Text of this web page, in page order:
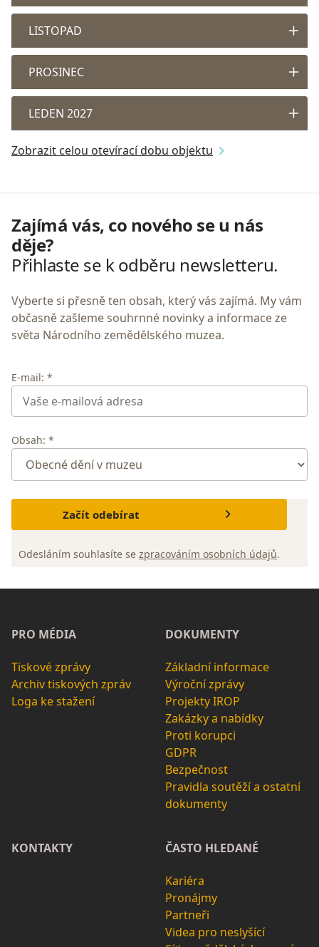
LISTOPAD
PROSINEC
LEDEN 2027
Zobrazit celou otevírací dobu objektu
Zajímá vás, co nového se u nás
děje?
Přihlaste se k odběru newsletteru.
Vyberte si přesně ten obsah, který vás zajímá. My vám
občasně zašleme souhrnné novinky a informace ze
světa Národního zemědělského muzea.
E-mail: *
Obsah: *
Začít odebírat
Odesláním souhlasíte se zpracováním osobních údajů.
PRO MÉDIA
Tiskové zprávy
Archiv tiskových zpráv
Loga ke stažení
DOKUMENTY
Základní informace
Výroční zprávy
Projekty IROP
Zakázky a nabídky
Proti korupci
GDPR
Bezpečnost
Pravidla soutěží a ostatní
dokumenty
KONTAKTY ČASTO HLEDANÉ
Kariéra
Pronájmy
Partneři
Videa pro neslyšící